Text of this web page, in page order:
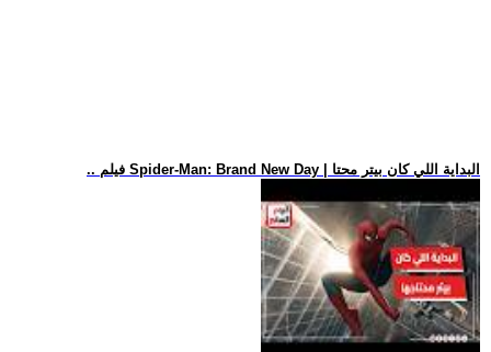
.. فيلم Spider-Man: Brand New Day | البداية اللي كان بيتر محتا